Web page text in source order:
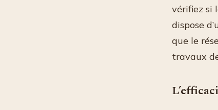
vérifiez si
dispose
que le
travaux